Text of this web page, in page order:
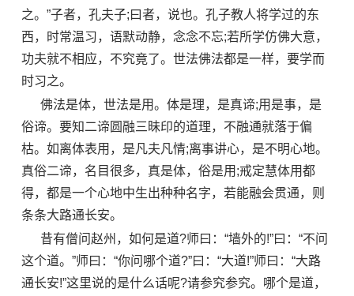
之。”子者，孔夫子;曰者，说也。孔子教人将学过的东
西，时常温习，语默动静，念念不忘;若所学仿佛大意，
功夫就不相应，不究竟了。世法佛法都是一样，要学而
时习之。
佛法是体，世法是用。体是理，是真谛;用是事，是
俗谛。要知二谛圆融三昧印的道理，不融通就落于偏
枯。如离体表用，是凡夫凡情;离事讲心，是不明心地。
真俗二谛，名目很多，真是体，俗是用;戒定慧体用都
得，都是一个心地中生出种种名字，若能融会贯通，则
条条大路通长安。
昔有僧问赵州，如何是道?师曰：“墙外的!”曰：“不问
这个道。”师曰：“你问哪个道?”曰：“大道!”师曰：“大路
通长安!”这里说的是什么话呢?请参究参究。哪个是道，